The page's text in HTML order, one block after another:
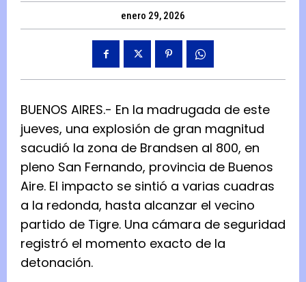
enero 29, 2026
BUENOS AIRES.- En la madrugada de este
jueves, una explosión de gran magnitud
sacudió la zona de Brandsen al 800, en
pleno San Fernando, provincia de Buenos
Aire. El impacto se sintió a varias cuadras
a la redonda, hasta alcanzar el vecino
partido de Tigre. Una cámara de seguridad
registró el momento exacto de la
detonación.